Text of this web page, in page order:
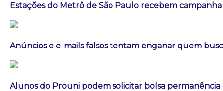
Estações do Metrô de São Paulo recebem
Anúncios e e-mails falsos tentam enganar quem
Alunos do Prouni podem solicitar bolsa permanência